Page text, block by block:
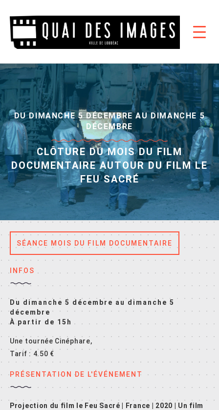
DU DIMANCHE 5 DÉCEMBRE AU DIMANCHE 5
DÉCEMBRE
CLÔTURE DU MOIS DU FILM
DOCUMENTAIRE AUTOUR DU FILM LE
FEU SACRÉ
SÉANCE MOIS DU FILM DOCUMENTAIRE
INFOS
Du dimanche 5 décembre au dimanche 5
décembre
À partir de 15h
Une tournée Cinéphare,
Tarif : 4.50 €
PRÉSENTATION DE L'ÉVÉNEMENT
Projection du film le Feu Sacré | France | 2020 | Un film